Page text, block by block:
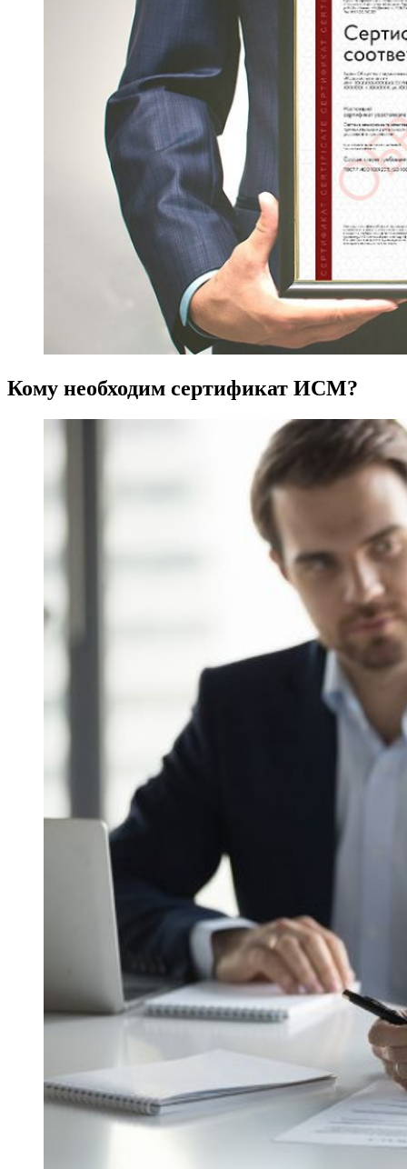
Кому необходим сертификат ИСМ?